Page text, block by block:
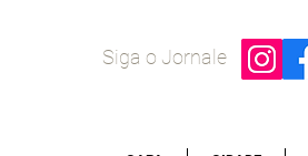
Siga o Jornale